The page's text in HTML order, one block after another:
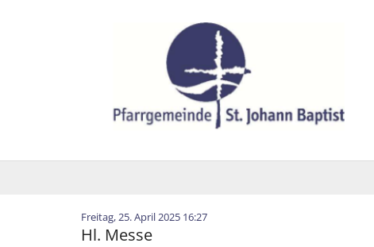
Freitag, 25. April 2025 16:27:
Hl. Messe